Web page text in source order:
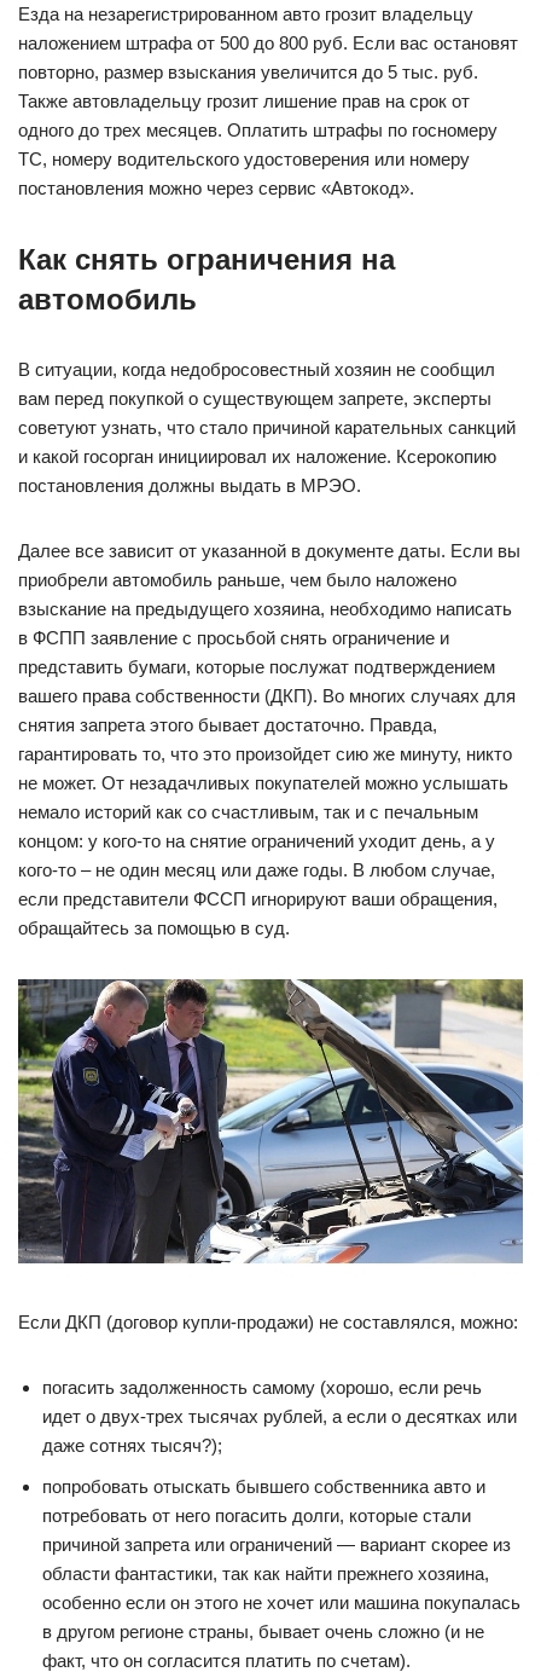
Езда на незарегистрированном авто грозит владельцу
наложением штрафа от 500 до 800 руб. Если вас остановят
повторно, размер взыскания увеличится до 5 тыс. руб.
Также автовладельцу грозит лишение прав на срок от
одного до трех месяцев. Оплатить штрафы по госномеру
ТС, номеру водительского удостоверения или номеру
постановления можно через сервис «Автокод».
Как снять ограничения на
автомобиль
В ситуации, когда недобросовестный хозяин не сообщил
вам перед покупкой о существующем запрете, эксперты
советуют узнать, что стало причиной карательных санкций
и какой госорган инициировал их наложение. Ксерокопию
постановления должны выдать в МРЭО.
Далее все зависит от указанной в документе даты. Если вы
приобрели автомобиль раньше, чем было наложено
взыскание на предыдущего хозяина, необходимо написать
в ФСПП заявление с просьбой снять ограничение и
представить бумаги, которые послужат подтверждением
вашего права собственности (ДКП). Во многих случаях для
снятия запрета этого бывает достаточно. Правда,
гарантировать то, что это произойдет сию же минуту, никто
не может. От незадачливых покупателей можно услышать
немало историй как со счастливым, так и с печальным
концом: у кого-то на снятие ограничений уходит день, а у
кого-то – не один месяц или даже годы. В любом случае,
если представители ФССП игнорируют ваши обращения,
обращайтесь за помощью в суд.
Если ДКП (договор купли-продажи) не составлялся, можно:
погасить задолженность самому (хорошо, если речь
идет о двух-трех тысячах рублей, а если о десятках или
даже сотнях тысяч?);
попробовать отыскать бывшего собственника авто и
потребовать от него погасить долги, которые стали
причиной запрета или ограничений — вариант скорее из
области фантастики, так как найти прежнего хозяина,
особенно если он этого не хочет или машина покупалась
в другом регионе страны, бывает очень сложно (и не
факт, что он согласится платить по счетам).